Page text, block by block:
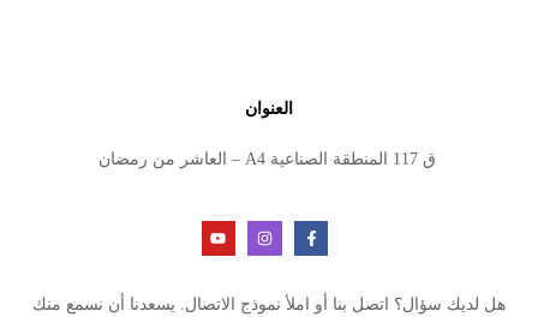
العنوان
ق 117 المنطقة الصناعية A4 – العاشر من رمضان
هل لديك سؤال؟ اتصل بنا أو املأ نموذج الاتصال. يسعدنا أن نسمع منك